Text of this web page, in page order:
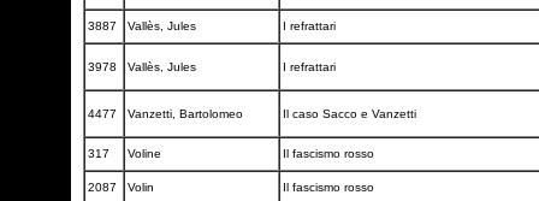
3887 Vallès, Jules I refrattari
3978 Vallès, Jules I refrattari
4477 Vanzetti, Bartolomeo Il caso Sacco e Vanzetti
317 Voline Il fascismo rosso
2087 Volin Il fascismo rosso